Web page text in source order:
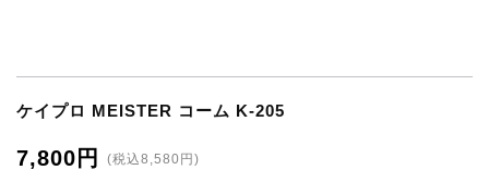
ケイプロ MEISTER コーム K-205
7,800円 (税込8,580円)